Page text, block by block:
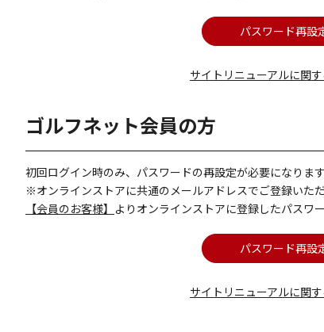
パスワード再設
サイトリニューアルに関
ゴルフネット会員の方
初回ログイン時のみ、パスワードの再設定が必要になります
※オンラインストアに共通のメールアドレスでご登録いた
【会員のお客様】 よりオンラインストアに登録したパスワ
パスワード再設
サイトリニューアルに関